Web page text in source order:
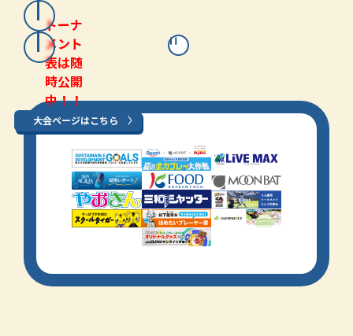
トーナ
メント
表は随
時公開
中！！
大会ページはこちら